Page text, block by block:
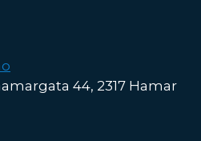
44, 2317 Hamar